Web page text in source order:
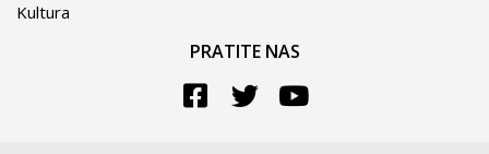
Kultura
PRATITE NAS